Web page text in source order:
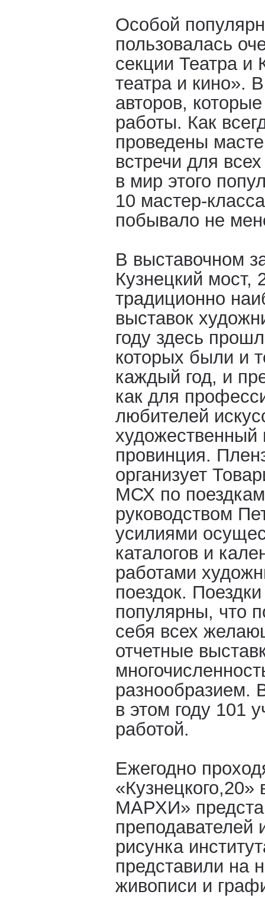
Особой
пользовалась
секции Театра
театра и кино».
авторов,
работы. Как
проведены
встречи для
в мир этого
10 мастер-
побывало не
В выставочном
Кузнецкий мост,
традиционно
выставок
году здесь
которых были и
каждый год, и
как для
любителей
художественный
провинция.
организует
МСХ по
руководством
усилиями
каталогов и
работами
поездок.
популярны, что
себя всех
отчетные
разнообразием.
в этом году 101
работой.
Ежегодно
«Кузнецкого,20»
МАРХИ»
преподавателей
рисунка
представили на
живописи и